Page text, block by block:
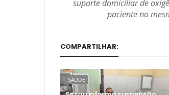
suporte domiciliar de
paciente no
COMPARTILHAR:
SAÚDE